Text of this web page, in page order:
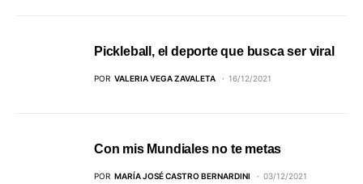
Pickleball, el deporte que busca ser viral
POR VALERIA VEGA ZAVALETA 16/12/2021
Con mis Mundiales no te metas
POR MARÍA JOSÉ CASTRO BERNARDINI 03/12/2021